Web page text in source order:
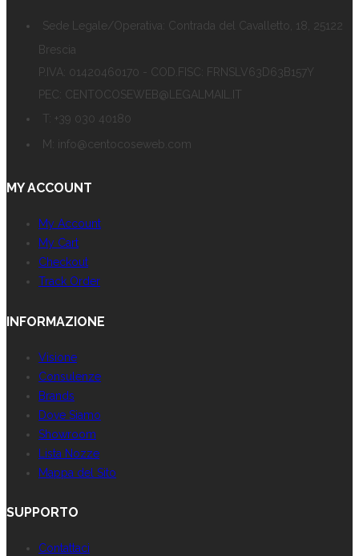
Sede Legale/Operativa: Contrada del Cavalletto, 18, 25122
Brescia
P.IVA: 01420460170 - COD.FISC: FRNSLV63D63B157Y
PEC: CENTOCOSEWEB@LEGALMAIL.IT
T: +39 030 40180
M: info@centocoseweb.com
MY ACCOUNT
My Account
My Cart
Checkout
Track Order
INFORMAZIONE
Visione
Consulenze
Brands
Dove Siamo
Showroom
Lista Nozze
Mappa del Sito
SUPPORTO
Contattaci